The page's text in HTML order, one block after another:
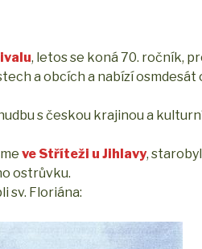
, letos se koná 70. ročník,
a obcích a nabízí
s českou krajinou a
ve Stříteži u Jihlavy,
ostrůvku.
sv. Floriána: